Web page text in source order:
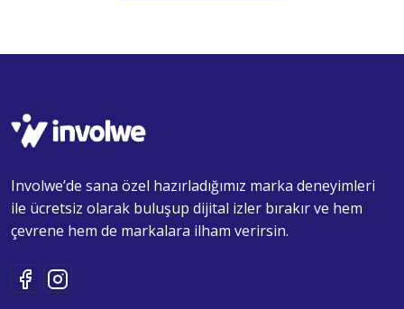
Involwe’de sana özel hazırladığımız marka deneyimleri
ile ücretsiz olarak buluşup dijital izler bırakır ve hem
çevrene hem de markalara ilham verirsin.